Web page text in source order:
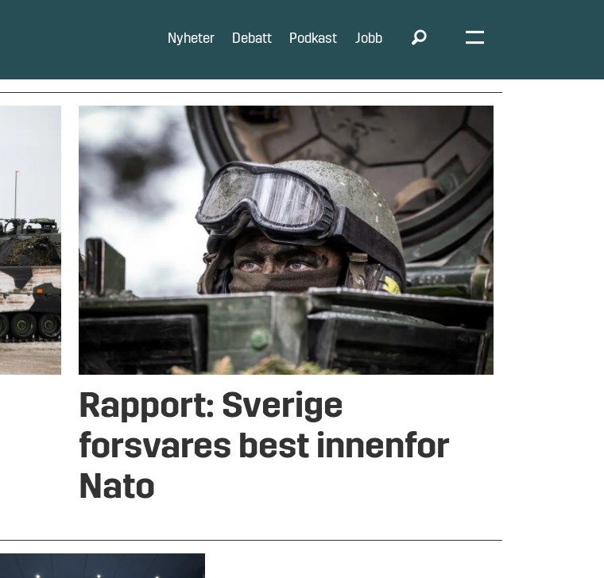
Nyheter Debatt Podkast Jobb
Rapport: Sverige
forsvares best innenfor
Nato